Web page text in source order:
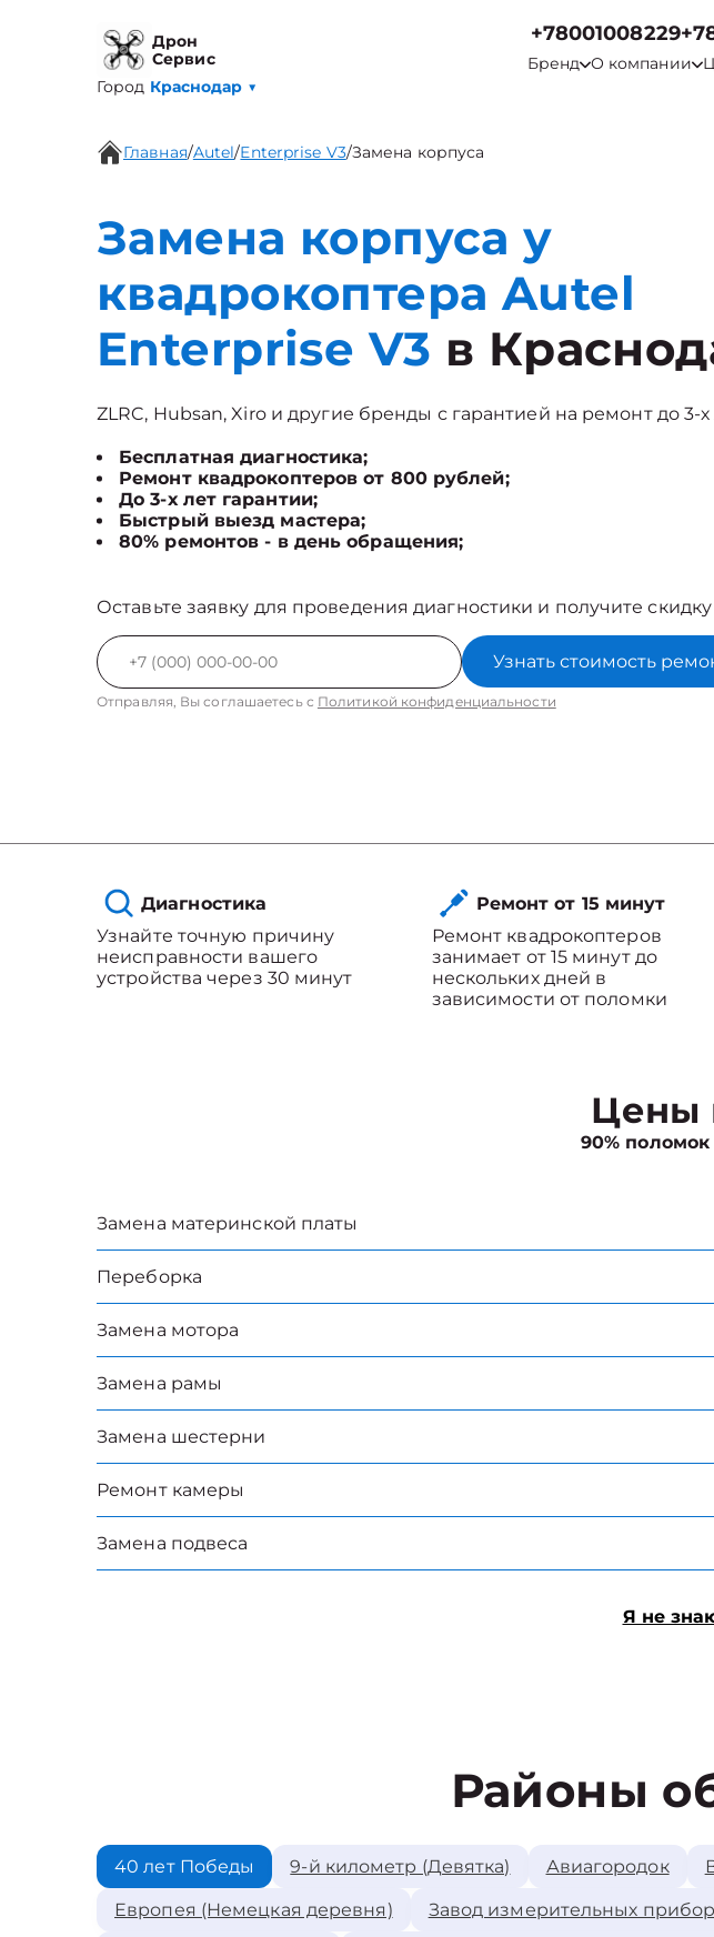
Дрон
Сервис
Город Краснодар ▼
+78001008229
Бренд О компании
Главная/Autel/Enterprise V3/Замена корпуса
Замена корпуса у
квадрокоптера Autel
Enterprise V3 в
ZLRC, Hubsan, Xiro и другие бренды с гарантией на ремонт до 3-х
Бесплатная диагностика;
Ремонт квадрокоптеров от 800 рублей;
До 3-х лет гарантии;
Быстрый выезд мастера;
80% ремонтов - в день обращения;
Оставьте заявку для проведения диагностики и получите скидку
Узнать стоимость
Отправляя, Вы соглашаетесь с Политикой конфиденциальности
Диагностика
Узнайте точную причину
неисправности вашего
устройства через 30 минут
Ремонт от 15 минут
Ремонт квадрокоптеров
занимает от 15 минут до
нескольких дней в
зависимости от поломки
Цены
90%
Замена материнской платы
Переборка
Замена мотора
Замена рамы
Замена шестерни
Ремонт камеры
Замена подвеса
Я не
Районы
40 лет Победы 9-й километр (Девятка) Авиагородок
Европея (Немецкая деревня) Завод измерительных